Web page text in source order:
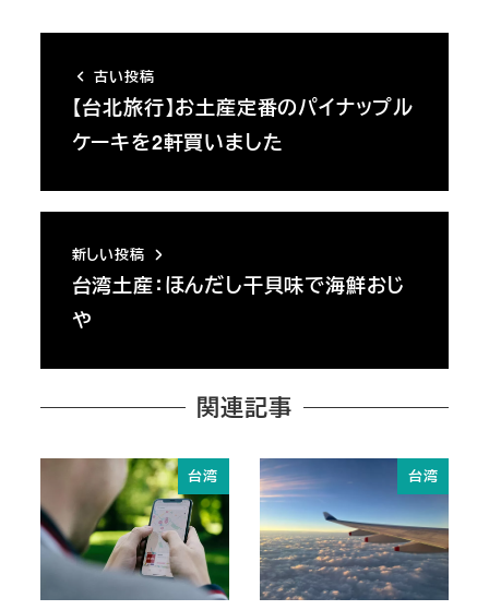
古い投稿
【台北旅行】お土産定番のパイナップル
ケーキを2軒買いました
新しい投稿
台湾土産：ほんだし干貝味で海鮮おじ
や
関連記事
台湾 台湾